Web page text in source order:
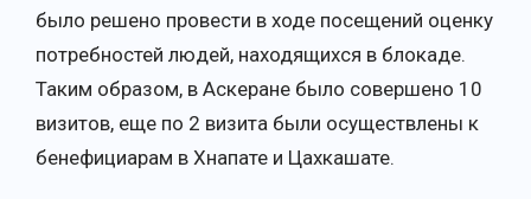
было решено провести в ходе посещений оценку
потребностей людей, находящихся в блокаде.
Таким образом, в Аскеране было совершено 10
визитов, еще по 2 визита были осуществлены к
бенефициарам в Хнапате и Цахкашате.